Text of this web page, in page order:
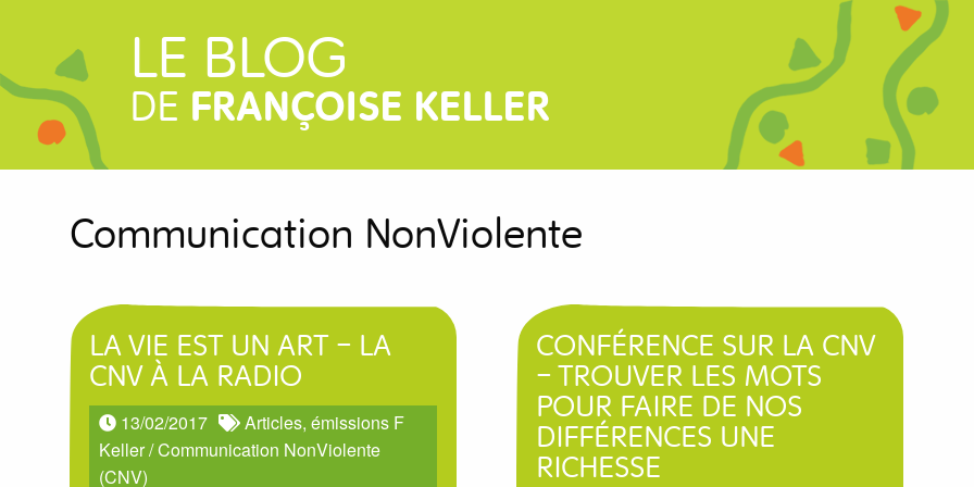
LE BLOG
DE FRANÇOISE KELLER
Communication NonViolente
LA VIE EST UN ART – LA
CNV À LA RADIO
13/02/2017
Articles, émissions F
Keller/Communication NonViolente
(CNV)
CONFÉRENCE SUR LA CNV
– TROUVER LES MOTS
POUR FAIRE DE NOS
DIFFÉRENCES UNE
RICHESSE